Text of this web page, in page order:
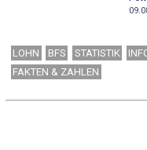
LOHN BFS STATISTIK
FAKTEN & ZAHLEN